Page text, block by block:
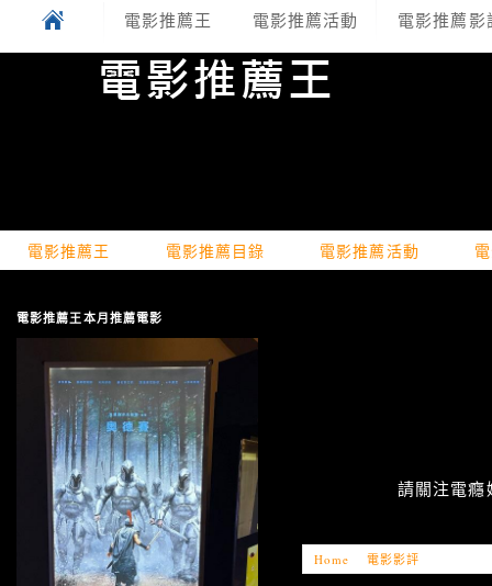
電影推薦王 電影推薦活動 電影推薦影
電影推薦王 電影推薦目錄 電影推薦活動
請關注電
Home 電影影評
電影推薦王本月推薦電影